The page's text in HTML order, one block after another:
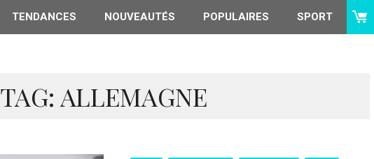
TENDANCES NOUVEAUTÉS POPULAIRES SPORT
TAG: ALLEMAGNE